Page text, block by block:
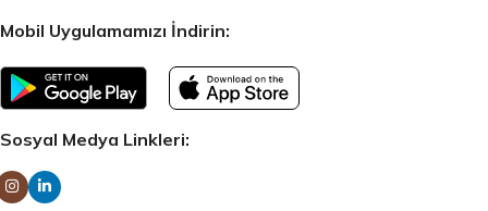
Mobil Uygulamamızı İndirin:
Sosyal Medya Linkleri: